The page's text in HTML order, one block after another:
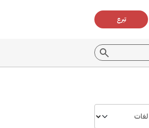
تبرع